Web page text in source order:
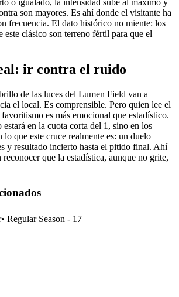
o igualado, la intensidad sube al máximo y
son mayores. Es ahí donde el visitante ha
frecuencia. El dato histórico no miente: los
este clásico son terreno fértil para que el
ir contra el ruido
de las luces del Lumen Field van a
el local. Es comprensible. Pero quien lee el
es más emocional que estadístico.
en la cuota corta del 1, sino en los
lo que este cruce realmente es: un duelo
y resultado incierto hasta el pitido final. Ahí
que la estadística, aunque no grite,
• Regular Season - 17